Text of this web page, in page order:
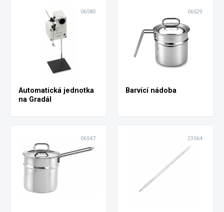
06580
Automatická jednotka
na Gradál
06529
Barvící nádoba
06547 23564